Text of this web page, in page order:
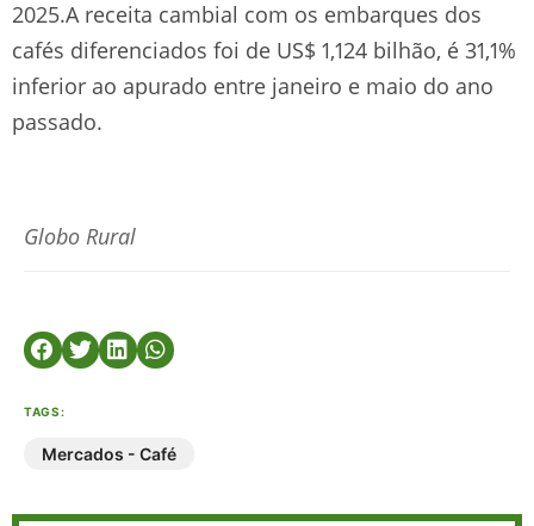
2025.A receita cambial com os embarques dos
cafés diferenciados foi de US$ 1,124 bilhão, é 31,1%
inferior ao apurado entre janeiro e maio do ano
passado.
Globo Rural
TAGS:
Mercados - Café